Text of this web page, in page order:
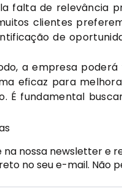
falta de relevância
clientes
de
a empresa
eficaz para
É fundamental
da empresa,
como um todo.
cor azul seja
busca de insights
e as necessidades
nossa newsletter e
no seu e-mail. Não